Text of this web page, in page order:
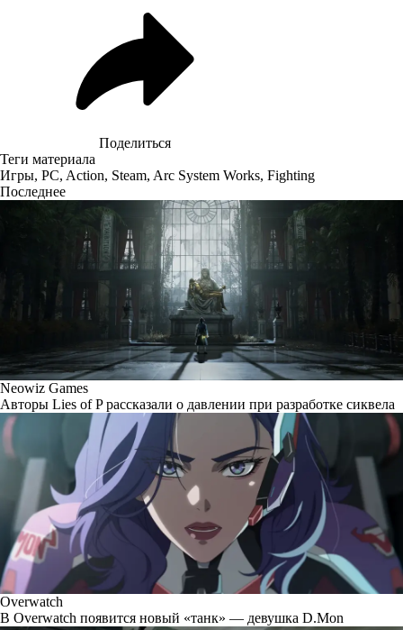
Поделиться
Теги материала
Игры, PC, Action, Steam, Arc System Works, Fighting
Последнее
Neowiz Games
Авторы Lies of P рассказали о давлении при разработке сиквела
Overwatch
В Overwatch появится новый «танк» — девушка D.Mon